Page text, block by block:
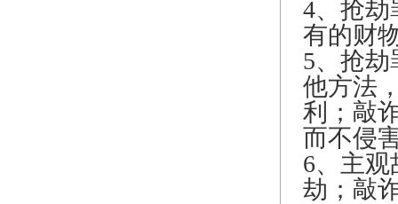
4、抢劫
有的财
5、抢
他方法
利；敲
而不侵
6、主
劫；敲